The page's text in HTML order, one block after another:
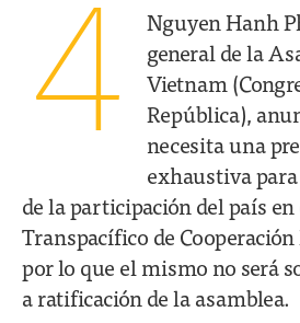
4
Nguyen Hanh
general de la
Vietnam
República),
necesita una
exhaustiva
de la participación del país
Transpacífico de Cooperación
por lo que el mismo no será
a ratificación de la asamblea.